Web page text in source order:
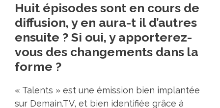
Huit épisodes sont en cours de
diffusion, y en aura-t il d’autres
ensuite ? Si oui, y apporterez-
vous des changements dans la
forme ?
« Talents » est une émission bien implantée
sur Demain.TV, et bien identifiée grâce à